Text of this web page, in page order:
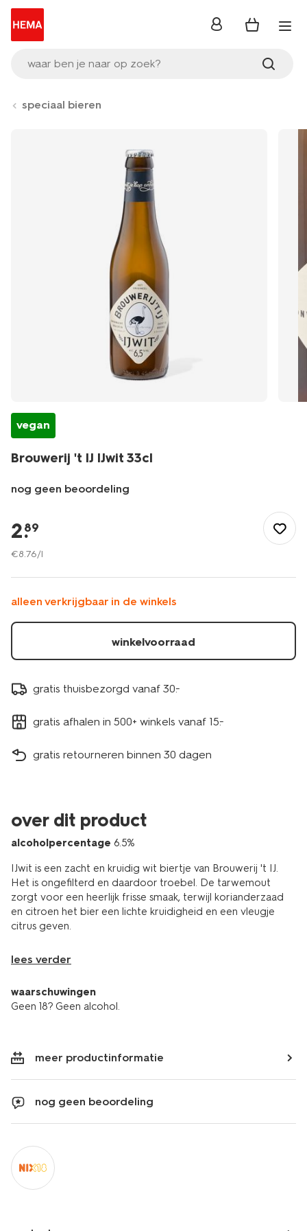
waar ben je naar op zoek?
inloggen
speciaal bieren
vegan
Brouwerij 't IJ IJwit 33cl
nog geen beoordeling
drinken/bier/speciaal-
bieren/brouwerij-
t-
ijwit-
17400220.html
2.
89
€8.76/l
alleen verkrijgbaar in de winkels
winkelvoorraad
gratis thuisbezorgd vanaf 30.-
gratis afhalen in 500+ winkels vanaf 15.-
gratis retourneren binnen 30 dagen
over dit product
alcoholpercentage 6.5%
IJwit is een zacht en kruidig wit biertje van Brouwerij 't IJ.
Het is ongefilterd en daardoor troebel. De tarwemout
zorgt voor een heerlijk frisse smaak, terwijl korianderzaad
en citroen het bier een lichte kruidigheid en een vleugje
citrus geven.
lees verder
waarschuwingen
Geen 18? Geen alcohol.
meer productinformatie
nog geen beoordeling